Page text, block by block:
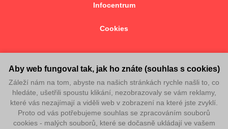
Infocentrum
Cookies
© 2026 oficiální stránky volnočasového portálu města
Červený Kostelec
Aby web fungoval tak, jak ho znáte (souhlas s cookies)
Záleží nám na tom, abyste na našich stránkách rychle našli to, co
hledáte, ušetřili spoustu klikání, nezobrazovaly se vám reklamy,
které vás nezajímají a viděli web v zobrazení na které jste zvyklí.
Proto od vás potřebujeme souhlas se zpracováním souborů
cookies - malých souborů, které se dočasně ukládají ve vašem